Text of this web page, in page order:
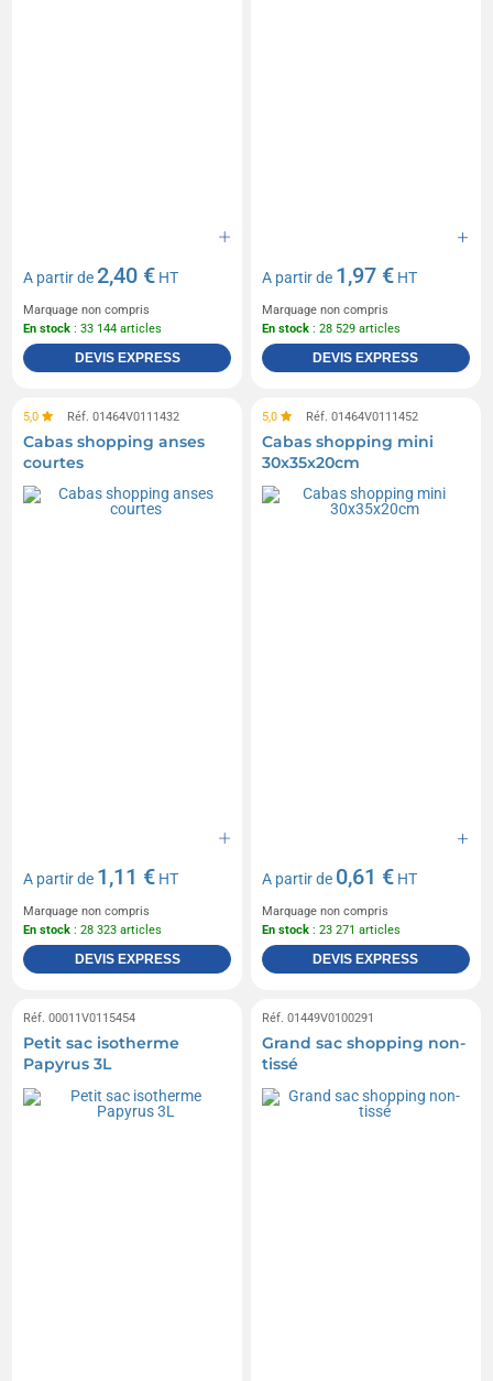
A partir de2,40 € HT
Marquage non compris
En stock : 33 144 articles
DEVIS EXPRESS
A partir de 1,97 € HT
Marquage non compris
En stock : 28 529 articles
DEVIS EXPRESS
5,0 Réf. 01464V0111432
Cabas shopping anses
courtes
A partir de 1,11 € HT
Marquage non compris
En stock : 28 323 articles
DEVIS EXPRESS
5,0 Réf. 01464V0111452
Cabas shopping mini
30x35x20cm
A partir de 0,61 € HT
Marquage non compris
En stock : 23 271 articles
DEVIS EXPRESS
Réf. 00011V0115454
Petit sac isotherme
Papyrus 3L
Réf. 01449V0100291
Grand sac shopping non-
tissé